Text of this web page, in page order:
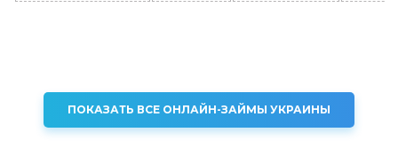
ПОКАЗАТЬ ВСЕ ОНЛАЙН-ЗАЙМЫ УКРАИНЫ